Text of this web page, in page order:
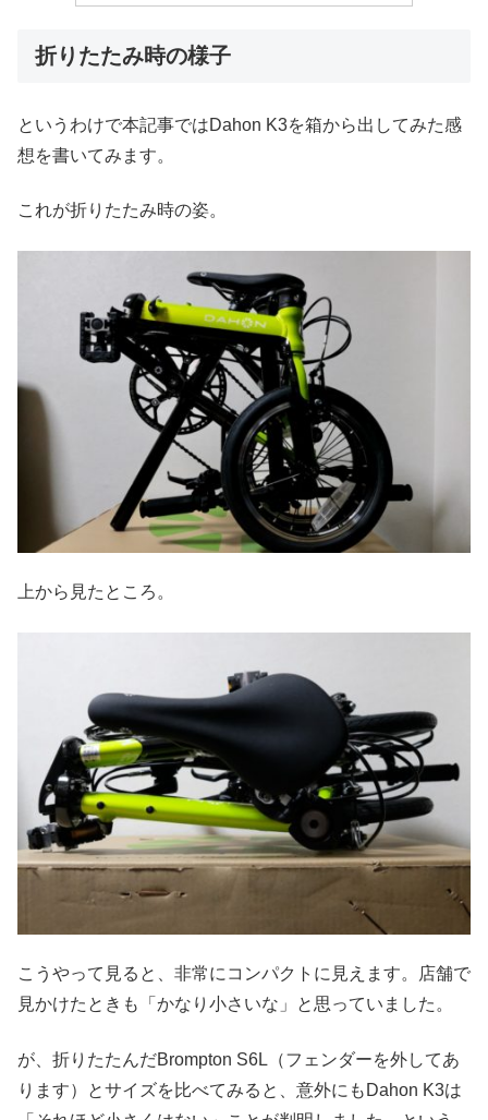
折りたたみ時の様子
というわけで本記事ではDahon K3を箱から出してみた感
想を書いてみます。
これが折りたたみ時の姿。
上から見たところ。
こうやって見ると、非常にコンパクトに見えます。店舗で
見かけたときも「かなり小さいな」と思っていました。
が、折りたたんだBrompton S6L（フェンダーを外してあ
ります）とサイズを比べてみると、意外にもDahon K3は